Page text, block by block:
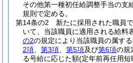
その他第一種初任給調整手当の支
規則で定める。
第14条の2
新たに採用された職員
いて、当該職員に適用される給料
の2の規定により当該職員の属す
2項
第3項 第5項及び第6項の規
る号給に応じた額(定年前再任用短